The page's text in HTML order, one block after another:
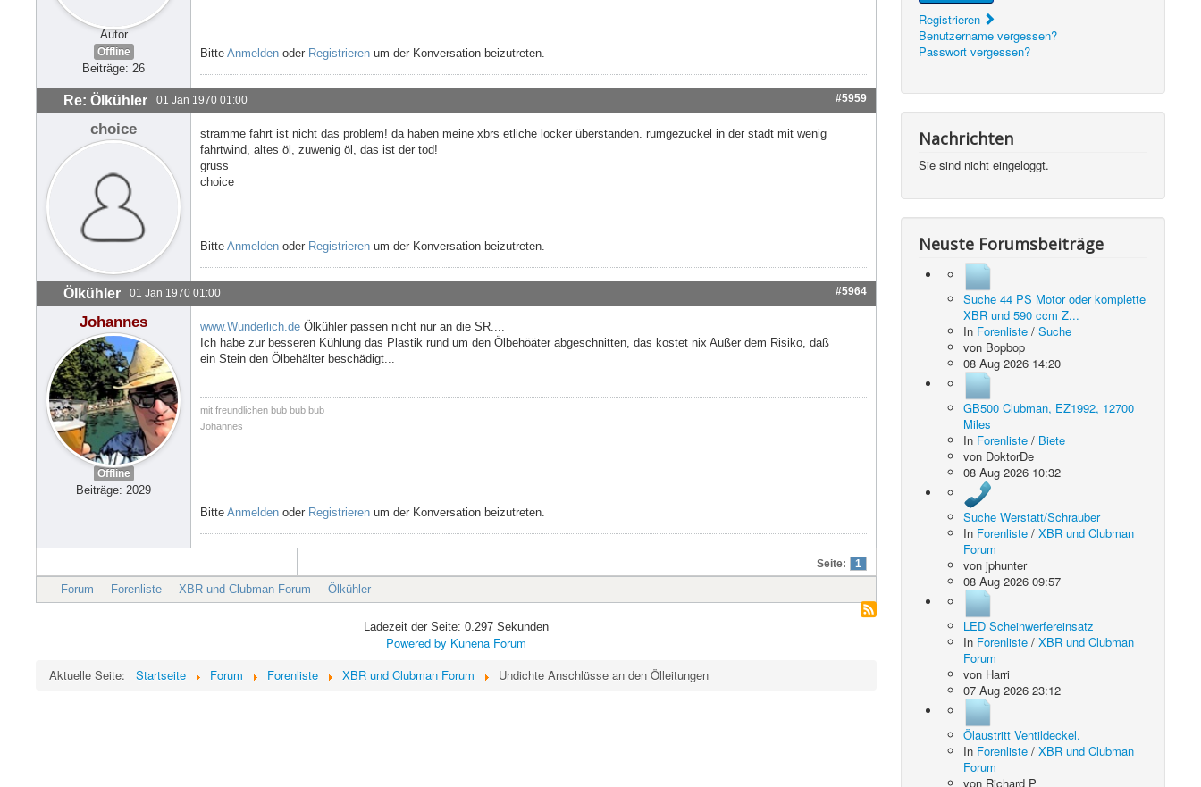
Autor
Offline
Beiträge: 26
Bitte Anmelden oder Registrieren um der Konversation beizutreten.
Re: Ölkühler 01 Jan 1970 01:00 #5959
choice
stramme fahrt ist nicht das problem! da haben meine xbrs etliche locker überstanden. rumgezuckel in der stadt mit wenig
fahrtwind, altes öl, zuwenig öl, das ist der tod!
gruss
choice
Bitte Anmelden oder Registrieren um der Konversation beizutreten.
Ölkühler 01 Jan 1970 01:00 #5964
Johannes
Offline
Beiträge: 2029
www.Wunderlich.de Ölkühler passen nicht nur an die SR....
Ich habe zur besseren Kühlung das Plastik rund um den Ölbehöäter abgeschnitten, das kostet nix Außer dem Risiko, daß
ein Stein den Ölbehälter beschädigt...
mit freundlichen bub bub bub
Johannes
Bitte Anmelden oder Registrieren um der Konversation beizutreten.
Seite: 1
Forum Forenliste XBR und Clubman Forum Ölkühler
Ladezeit der Seite: 0.297 Sekunden
Powered by Kunena Forum
Aktuelle Seite:
Startseite Forum Forenliste XBR und Clubman Forum Undichte Anschlüsse an den Ölleitungen
Registrieren
Benutzername vergessen?
Passwort vergessen?
Nachrichten
Sie sind nicht eingeloggt.
Neuste Forumsbeiträge
Suche 44 PS Motor oder komplette
XBR und 590 ccm Z...
In Forenliste /Suche
von Bopbop
08 Aug 2026 14:20
GB500 Clubman, EZ1992, 12700
Miles
In Forenliste / Biete
von DoktorDe
08 Aug 2026 10:32
Suche Werstatt/Schrauber
In Forenliste /XBR und Clubman
Forum
vonjphunter
08 Aug 2026 09:57
LED Scheinwerfereinsatz
In Forenliste /XBR und Clubman
Forum
von Harri
07 Aug 2026 23:12
Ölaustritt Ventildeckel.
In Forenliste /XBR und Clubman
Forum
von Richard P